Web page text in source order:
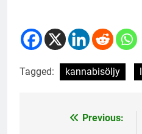
Tagged: kannabisöljy
Previous: